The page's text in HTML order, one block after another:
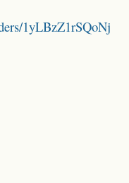
1yLBzZ1rSQoNj